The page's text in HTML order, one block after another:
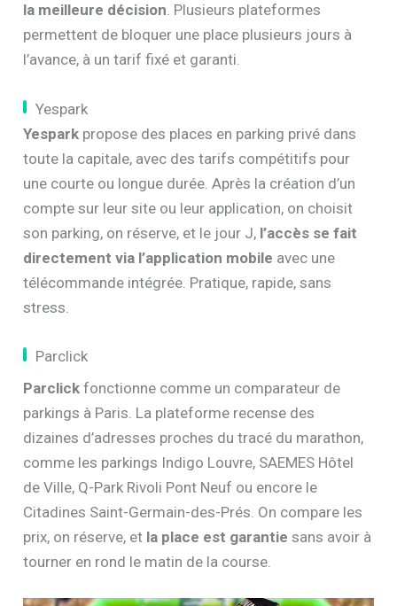
la meilleure décision. Plusieurs plateformes
permettent de bloquer une place plusieurs jours à
l’avance, à un tarif fixé et garanti.
Yespark
Yespark propose des places en parking privé dans
toute la capitale, avec des tarifs compétitifs pour
une courte ou longue durée. Après la création d’un
compte sur leur site ou leur application, on choisit
son parking, on réserve, et le jour J, l’accès se fait
directement via l’application mobile avec une
télécommande intégrée. Pratique, rapide, sans
stress.
Parclick
Parclick fonctionne comme un comparateur de
parkings à Paris. La plateforme recense des
dizaines d’adresses proches du tracé du marathon,
comme les parkings Indigo Louvre, SAEMES Hôtel
de Ville, Q-Park Rivoli Pont Neuf ou encore le
Citadines Saint-Germain-des-Prés. On compare les
prix, on réserve, et la place est garantie sans avoir à
tourner en rond le matin de la course.